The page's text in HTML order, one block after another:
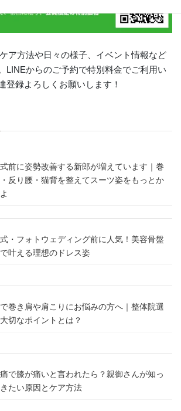
ア方法や日々の様子、イベント情報など
LINEからのご予約で特別料金でご利用い
登録よろしくお願いします！
前に姿勢改善する新郎が増えています｜巻
反り腰・猫背を整えてスーツ姿をもっとか
・フォトウェディング前に人気！美容骨盤
叶える理想のドレス姿
巻き肩や肩こりにお悩みの方へ｜整体院選
切なポイントとは？
で膝が痛いと言われたら？親御さんが知っ
たい原因とケア方法